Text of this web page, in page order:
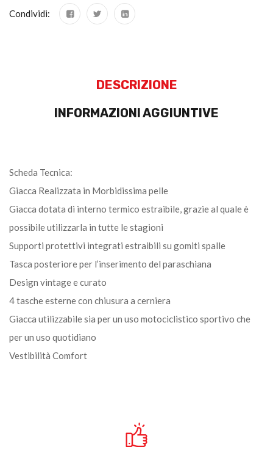
Condividi:
DESCRIZIONE
INFORMAZIONI AGGIUNTIVE
Scheda Tecnica:
Giacca Realizzata in Morbidissima pelle
Giacca dotata di interno termico estraibile, grazie al quale è
possibile utilizzarla in tutte le stagioni
Supporti protettivi integrati estraibili su gomiti spalle
Tasca posteriore per l’inserimento del paraschiana
Design vintage e curato
4 tasche esterne con chiusura a cerniera
Giacca utilizzabile sia per un uso motociclistico sportivo che
per un uso quotidiano
Vestibilità Comfort